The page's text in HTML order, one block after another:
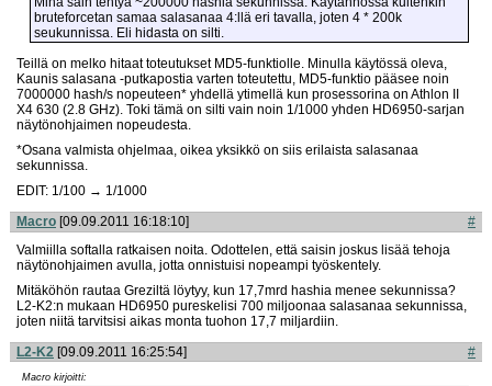
bruteforcetan samaa salasanaa 4:llä eri tavalla, joten 4 * 200k
seukunnissa. Eli hidasta on silti.
Teillä on melko hitaat toteutukset MD5-funktiolle. Minulla käytössä oleva,
Kaunis salasana -putkapostia varten toteutettu, MD5-funktio pääsee noin
7000000 hash/s nopeuteen* yhdellä ytimellä kun prosessorina on Athlon II
X4 630 (2.8 GHz). Toki tämä on silti vain noin 1/1000 yhden HD6950-sarjan
näytönohjaimen nopeudesta.
*Osana valmista ohjelmaa, oikea yksikkö on siis erilaista salasanaa
sekunnissa.
EDIT: 1/100 → 1/1000
Macro [09.09.2011 16:18:10]
#
Valmiilla softalla ratkaisen noita. Odottelen, että saisin joskus lisää tehoja
näytönohjaimen avulla, jotta onnistuisi nopeampi työskentely.
Mitäköhön rautaa Greziltä löytyy, kun 17,7mrd hashia menee sekunnissa?
L2-K2:n mukaan HD6950 pureskelisi 700 miljoonaa salasanaa sekunnissa,
joten niitä tarvitsisi aikas monta tuohon 17,7 miljardiin.
L2-K2 [09.09.2011 16:25:54] #
Macro kirjoitti: